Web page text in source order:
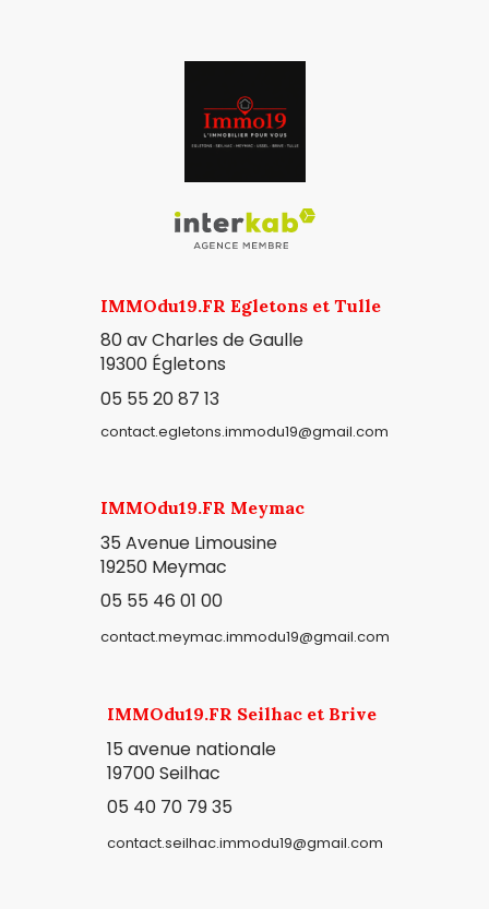
IMMOdu19.FR Egletons et Tulle
80 av Charles de Gaulle
19300 Égletons
05 55 20 87 13
contact.egletons.immodu19@gmail.com
IMMOdu19.FR Meymac
35 Avenue Limousine
19250 Meymac
05 55 46 01 00
contact.meymac.immodu19@gmail.com
IMMOdu19.FR Seilhac et Brive
15 avenue nationale
19700 Seilhac
05 40 70 79 35
contact.seilhac.immodu19@gmail.com